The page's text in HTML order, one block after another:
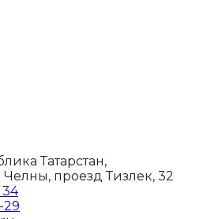
Татарстан,
проезд Тизлек, 32
34
29